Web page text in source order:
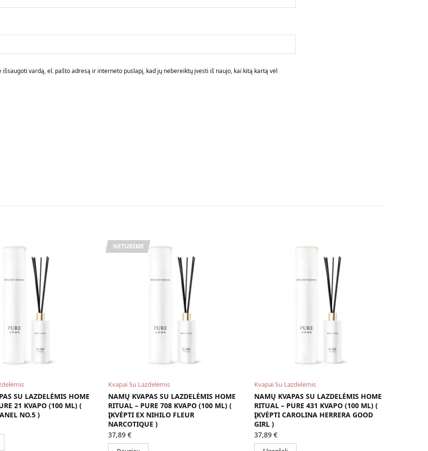
vardą, el. pašto adresą ir interneto puslapį, kad jų nebereiktų įvesti iš naujo, kai kitą kartą vėl
SU LAZDELĖMIS HOME
21 KVAPO (100 ML) (
NO.5 )
NETURIME
Kvapai Su Lazdelėmis
NAMŲ KVAPAS SU LAZDELĖMIS HOME
RITUAL – PURE 708 KVAPO (100 ML) (
ĮKVĖPTI EX NIHILO FLEUR
NARCOTIQUE )
37,89 €
Kvapai Su Lazdelėmis
NAMŲ KVAPAS SU LAZDELĖMIS HOME
RITUAL – PURE 431 KVAPO (100 ML) (
ĮKVĖPTI CAROLINA HERRERA GOOD
GIRL )
37,89 €